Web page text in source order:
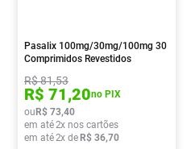
Pasalix 100mg/30mg/100mg 30
Comprimidos Revestidos
R$81,53
R$ 71,20no PIX
ouR$ 73,40
em até2x nos cartões
em até2x deR$ 36,70